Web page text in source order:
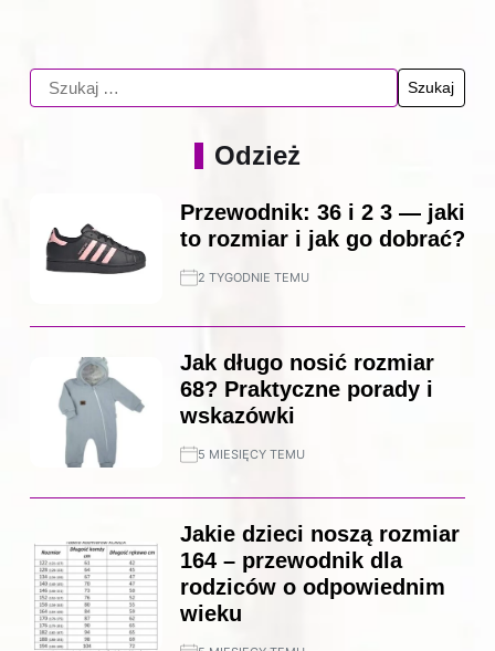
Odzież
Przewodnik: 36 i 2 3 — jaki
to rozmiar i jak go dobrać?
2 TYGODNIE TEMU
Jak długo nosić rozmiar
68? Praktyczne porady i
wskazówki
5 MIESIĘCY TEMU
Jakie dzieci noszą rozmiar
164 – przewodnik dla
rodziców o odpowiednim
wieku